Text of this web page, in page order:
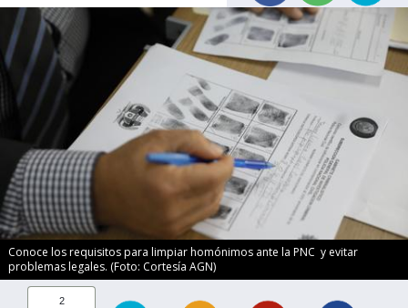
Conoce los requisitos para limpiar homónimos ante la PNC y evitar
problemas legales. (Foto: Cortesía AGN)
2